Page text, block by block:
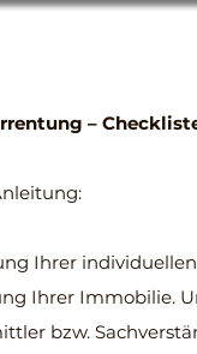
–
Ihrer
Ihrer Immobilie.
bzw.